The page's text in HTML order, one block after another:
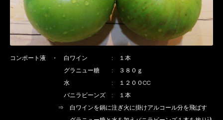
コンポート液 ・ 白ワイン : １本
グラニュー糖 : ３８０ｇ
水 : １２００CC
バニラビーンズ : １本
⇒ 白ワインを鍋に注ぎ火に掛けアルコール分を飛ばす